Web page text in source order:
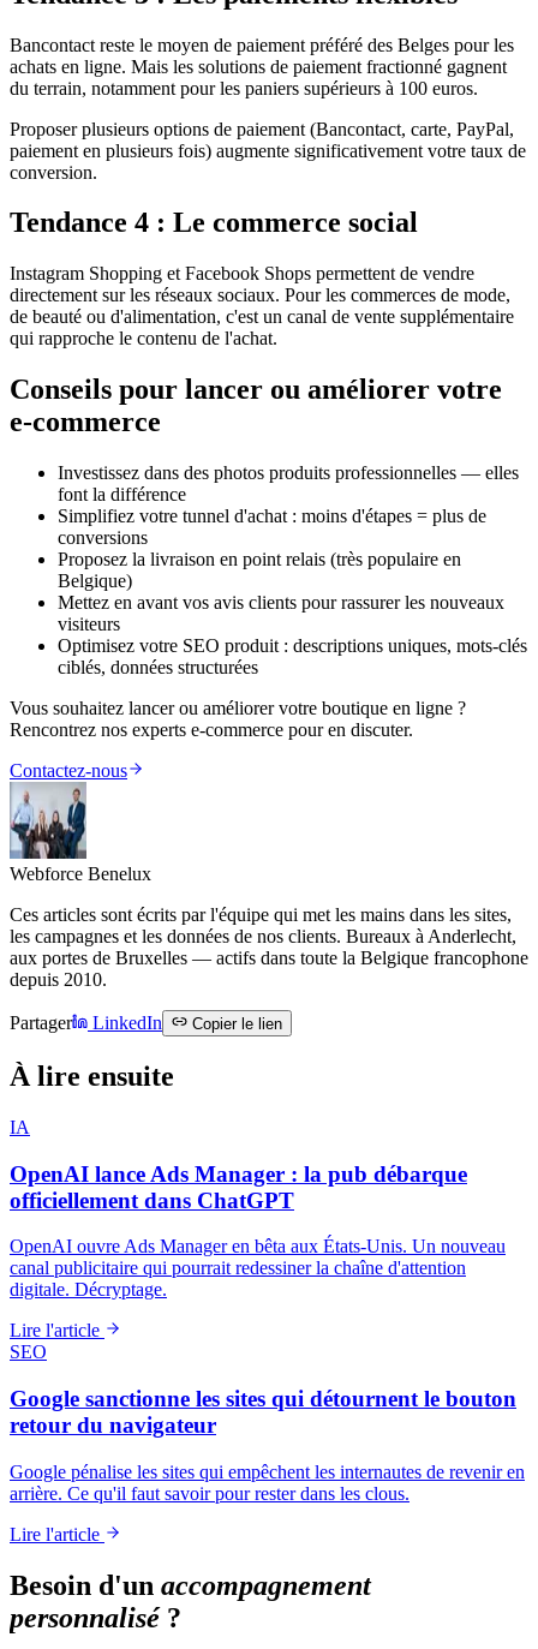
Bancontact reste le moyen de paiement préféré des Belges pour les
achats en ligne. Mais les solutions de paiement fractionné gagnent
du terrain, notamment pour les paniers supérieurs à 100 euros.
Proposer plusieurs options de paiement (Bancontact, carte, PayPal,
paiement en plusieurs fois) augmente significativement votre taux de
conversion.
Tendance 4 : Le commerce social
Instagram Shopping et Facebook Shops permettent de vendre
directement sur les réseaux sociaux. Pour les commerces de mode,
de beauté ou d'alimentation, c'est un canal de vente supplémentaire
qui rapproche le contenu de l'achat.
Conseils pour lancer ou améliorer votre
e-commerce
Investissez dans des photos produits professionnelles — elles
font la différence
Simplifiez votre tunnel d'achat : moins d'étapes = plus de
conversions
Proposez la livraison en point relais (très populaire en
Belgique)
Mettez en avant vos avis clients pour rassurer les nouveaux
visiteurs
Optimisez votre SEO produit : descriptions uniques, mots-clés
ciblés, données structurées
Vous souhaitez lancer ou améliorer votre boutique en ligne ?
Rencontrez nos experts e-commerce pour en discuter.
Contactez-nous
Webforce Benelux
Ces articles sont écrits par l'équipe qui met les mains dans les sites,
les campagnes et les données de nos clients. Bureaux à Anderlecht,
aux portes de Bruxelles — actifs dans toute la Belgique francophone
depuis 2010.
Partager LinkedIn Copier le lien
À lire ensuite
IA
OpenAI lance Ads Manager : la pub débarque
officiellement dans ChatGPT
OpenAI ouvre Ads Manager en bêta aux États-Unis. Un nouveau
canal publicitaire qui pourrait redessiner la chaîne d'attention
digitale. Décryptage.
Lire l'article
SEO
Google sanctionne les sites qui détournent le bouton
retour du navigateur
Google pénalise les sites qui empêchent les internautes de revenir en
arrière. Ce qu'il faut savoir pour rester dans les clous.
Lire l'article
Besoin d'un accompagnement
personnalisé?